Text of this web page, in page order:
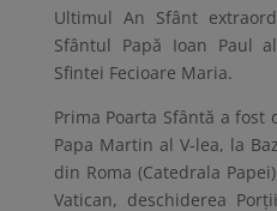
Ultimul An Sfânt
Sfântul Papă Ioan Paul
Sfintei Fecioare Maria.
Prima Poarta Sfântă a fost
Papa Martin al V-lea, la
din Roma (Catedrala
Vatican, deschiderea